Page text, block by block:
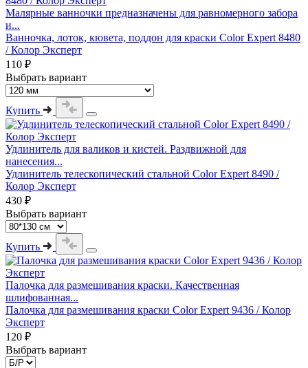
Малярные ванночки предназначены для равномерного забора
и...
Ванночка, лоток, кювета, поддон для краски Color Expert 8480
/ Колор Эксперт
110 ₽
Выбрать вариант
Купить
Удлинитель для валиков и кистей. Раздвижной для
нанесения...
Удлинитель телескопический стальной Color Expert 8490 /
Колор Эксперт
430 ₽
Выбрать вариант
Купить
Палочка для размешивания краски. Качественная
шлифованная...
Палочка для размешивания краски Color Expert 9436 / Колор
Эксперт
120 ₽
Выбрать вариант